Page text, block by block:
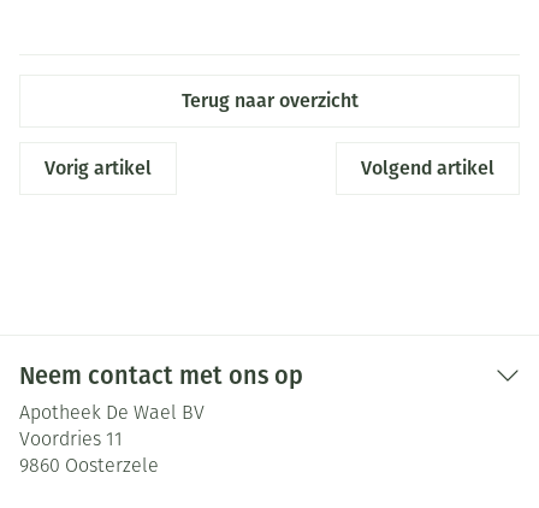
Terug naar overzicht
Vorig artikel Volgend artikel
Neem contact met ons op
Apotheek De Wael BV
Voordries 11
9860 Oosterzele